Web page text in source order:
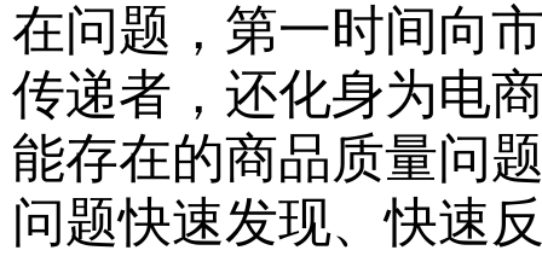
在问题，第一时间向
传递者，还化身为电
能存在的商品质量问
问题快速发现、快速